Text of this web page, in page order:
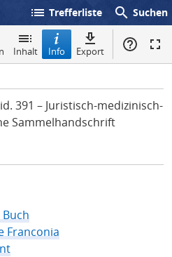
list Trefferliste search Suchen
Inhalt Info Export
391 – Juristisch-medizinisch-
Sammelhandschrift
Franconia